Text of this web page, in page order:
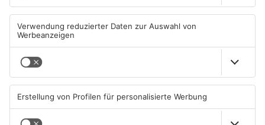
Zwei Fußgänger in
Aschaffenburg von
Mercedes erfasst
07.08.2026, 07:52 UHR IN
ASCHAFFENBURG
Aschaffenburger Innenstadt
05.08.2026, 06:40 UHR IN
ASCHAFFENBURG